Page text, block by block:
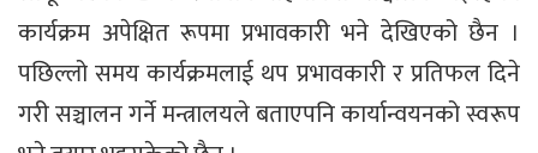
कार्यक्रम अपेक्षित रूपमा प्रभावकारी भने देखिएको छैन ।
पछिल्लो समय कार्यक्रमलाई थप प्रभावकारी र प्रतिफल दिने
गरी सञ्चालन गर्ने मन्त्रालयले बताएपनि कार्यान्वयनको स्वरूप